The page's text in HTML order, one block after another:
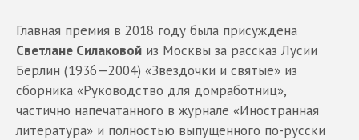
Главная премия в 2018 году была присуждена
Светлане Силаковой из Москвы за рассказ Лусии
Берлин (1936—2004) «Звездочки и святые» из
сборника «Руководство для домработниц»,
частично напечатанного в журнале «Иностранная
литература» и полностью выпущенного по-русски